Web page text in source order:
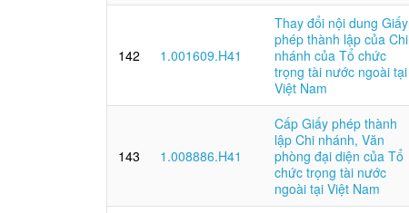
142 1.001609.H41
Thay đổi nội dung Giấy
phép thành lập của Chi
nhánh của Tổ chức
trọng tài nước ngoài tại
Việt Nam
143 1.008886.H41
Cấp Giấy phép thành
lập Chi nhánh, Văn
phòng đại diện của Tổ
chức trọng tài nước
ngoài tại Việt Nam